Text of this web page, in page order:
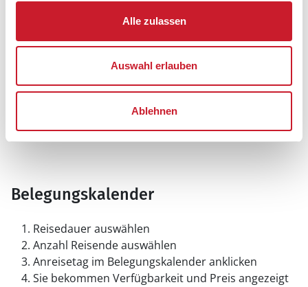
Alle zulassen
Auswahl erlauben
Ablehnen
Belegungskalender
Reisedauer auswählen
Anzahl Reisende auswählen
Anreisetag im Belegungskalender anklicken
Sie bekommen Verfügbarkeit und Preis angezeigt